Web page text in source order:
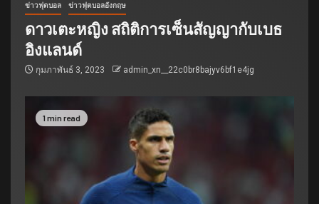
ข่าวฟุตบอล ข่าวฟุตบอลอังกฤษ
ดาวเตะหญิง สถิติการเซ็นสัญญากับเบธ
อิงแลนด์
กุมภาพันธ์ 3, 2023 admin_xn__22c0br8bajyv6bf1e4jg
1 min read